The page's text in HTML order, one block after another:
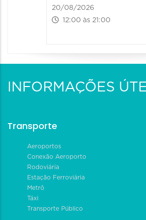
20/08/2026
12:00 às 21:00
INFORMAÇÕES
Transporte
Aeroportos
Conexão Aeroporto
Rodoviária
Estação Ferroviária
Metrô
Táxi
Transporte Público